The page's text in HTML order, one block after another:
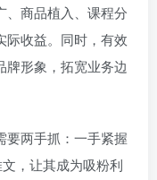
、商品植入、课程分
际收益。同时，有效
牌形象，拓宽业务边
要两手抓：一手紧握
，让其成为吸粉利